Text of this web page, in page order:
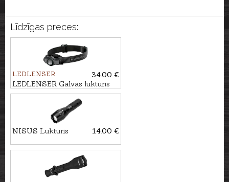
Līdzīgas preces:
LEDLENSER
34.00 €
LEDLENSER Galvas lukturis
MH3
14.00 €
NISUS Lukturis